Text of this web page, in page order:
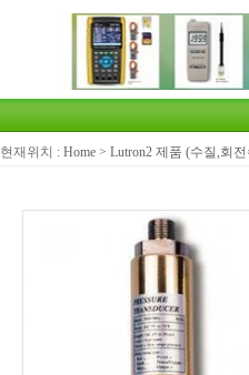
현재위치 : Home > Lutron2 제품 (수질,회